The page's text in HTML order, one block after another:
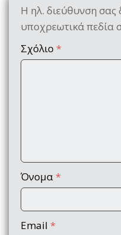
Η ηλ. διεύθυνση σας
υποχρεωτικά πεδία
Σχόλιο *
Όνομα *
Email *